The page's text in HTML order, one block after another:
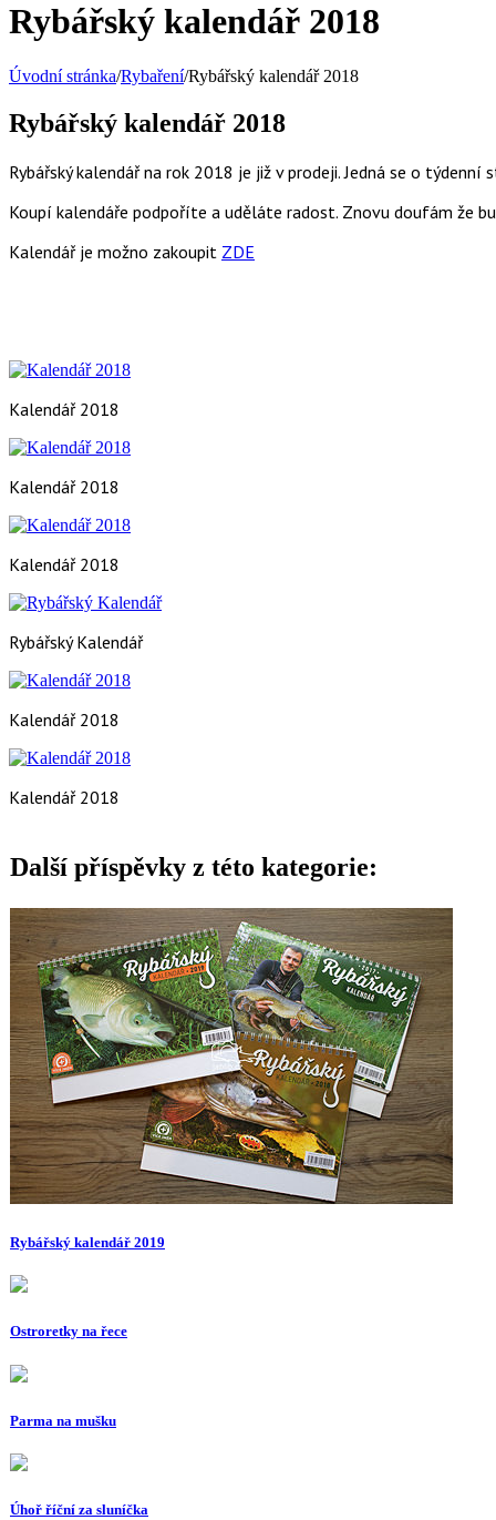
Rybářský kalendář 2018
Úvodní stránka/Rybaření/Rybářský kalendář 2018
Rybářský kalendář 2018
Rybářský kalendář na rok 2018 je již v prodeji. Jedná se o
Koupí kalendáře podpoříte a uděláte radost. Znovu doufám že
Kalendář je možno zakoupit ZDE
Kalendář 2018
Kalendář 2018
Kalendář 2018
Rybářský Kalendář
Kalendář 2018
Kalendář 2018
Další příspěvky z této kategorie:
Rybářský kalendář 2019
Ostroretky na řece
Parma na mušku
Úhoř říční za sluníčka